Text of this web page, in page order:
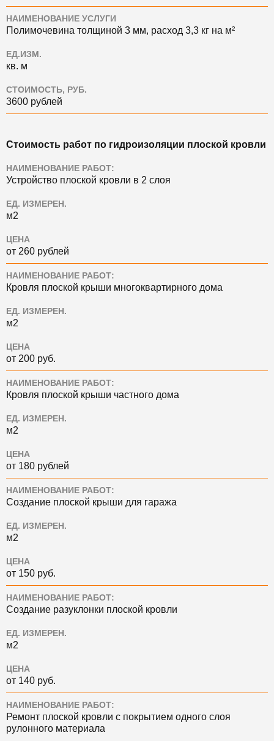
НАИМЕНОВАНИЕ УСЛУГИ
Полимочевина толщиной 3 мм, расход 3,3 кг на м²
ЕД.ИЗМ.
кв. м
СТОИМОСТЬ, РУБ.
3600 рублей
Стоимость работ по гидроизоляции плоской кровли
НАИМЕНОВАНИЕ РАБОТ:
Устройство плоской кровли в 2 слоя
ЕД. ИЗМЕРЕН.
м2
ЦЕНА
от 260 рублей
НАИМЕНОВАНИЕ РАБОТ:
Кровля плоской крыши многоквартирного дома
ЕД. ИЗМЕРЕН.
м2
ЦЕНА
от 200 руб.
НАИМЕНОВАНИЕ РАБОТ:
Кровля плоской крыши частного дома
ЕД. ИЗМЕРЕН.
м2
ЦЕНА
от 180 рублей
НАИМЕНОВАНИЕ РАБОТ:
Создание плоской крыши для гаража
ЕД. ИЗМЕРЕН.
м2
ЦЕНА
от 150 руб.
НАИМЕНОВАНИЕ РАБОТ:
Создание разуклонки плоской кровли
ЕД. ИЗМЕРЕН.
м2
ЦЕНА
от 140 руб.
НАИМЕНОВАНИЕ РАБОТ:
Ремонт плоской кровли с покрытием одного слоя
рулонного материала